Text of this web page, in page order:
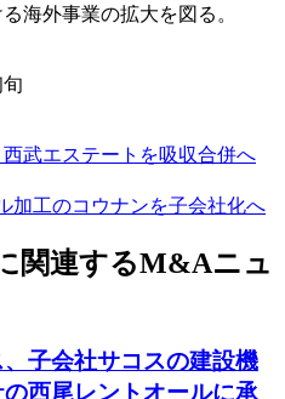
海外事業の拡大を図る。
武エステートを吸収合併へ
加工のコウナンを子会社化へ
関連するM&Aニュ
子会社サコスの建設機
西尾レントオールに承